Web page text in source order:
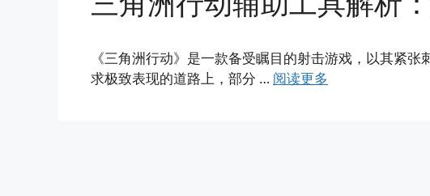
《三角洲行动》是一款备受瞩目的射击游戏，以其紧
求极致表现的道路上，部分 … 阅读更多